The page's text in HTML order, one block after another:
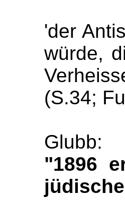
'der
würde,
(S.34;
Glubb:
"1896